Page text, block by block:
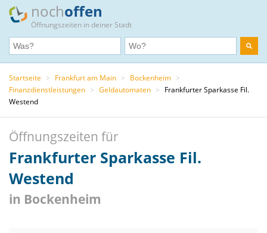
nochoffen
Öffnungszeiten in deiner Stadt
Startseite > Frankfurt am Main > Bockenheim >
Finanzdienstleistungen > Geldautomaten > Frankfurter Sparkasse Fil.
Westend
Öffnungszeiten für
Frankfurter Sparkasse Fil.
Westend
in Bockenheim